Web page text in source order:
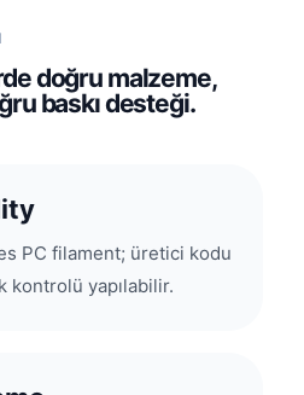
doğru malzeme,
baskı desteği.
PC filament; üretici kodu
kontrolü yapılabilir.